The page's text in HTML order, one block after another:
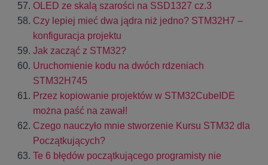
OLED ze skalą szarości na SSD1327 cz.3
Czy lepiej mieć dwa jądra niż jedno? STM32H7 –
konfiguracja projektu
Jak zacząć z STM32?
Uruchomienie kodu na dwóch rdzeniach
STM32H745
Przez kopiowanie projektów w STM32CubeIDE
można paść na zawał!
Czego nauczyło mnie stworzenie Kursu STM32 dla
Początkujących?
Te 6 błędów początkującego programisty nie